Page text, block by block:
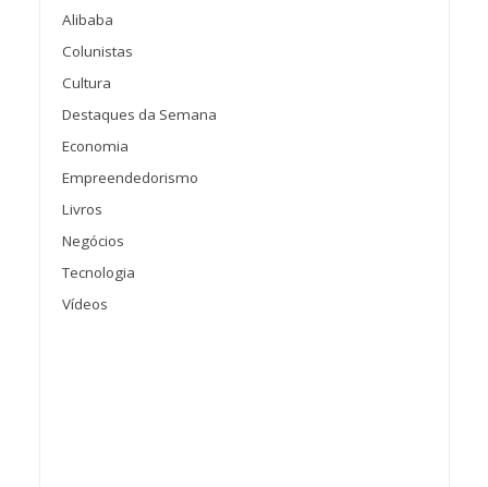
Alibaba
Colunistas
Cultura
Destaques da Semana
Economia
Empreendedorismo
Livros
Negócios
Tecnologia
Vídeos